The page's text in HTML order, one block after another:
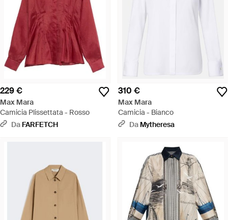
229 €
Max Mara
Camicia Plissettata - Rosso
Da FARFETCH
310 €
Max Mara
Camicia - Bianco
Da Mytheresa